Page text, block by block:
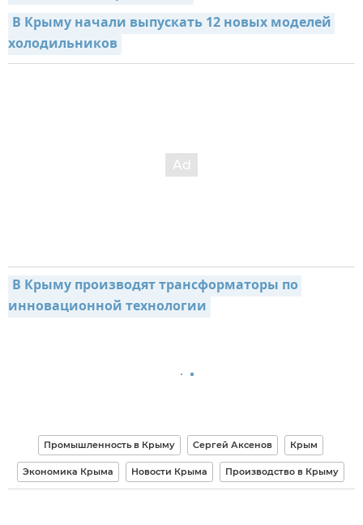
В Крыму начали выпускать 12 новых моделей
холодильников
В Крыму производят трансформаторы по
инновационной технологии
Промышленность в Крыму Сергей Аксенов Крым
Экономика Крыма Новости Крыма Производство в Крыму